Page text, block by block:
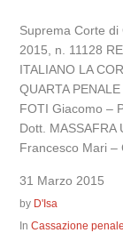
Suprema Corte
2015, n. 11128
ITALIANO LA
QUARTA
FOTI Giacomo –
Dott. MASSAFRA
Francesco Mari –
31 Marzo 2015
by D'Isa
InCassazione